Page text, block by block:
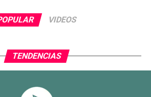
VIDEOS
TENDENCIAS